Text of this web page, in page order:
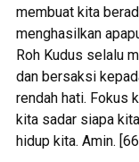
membuat kita
menghasilkan
Roh Kudus selalu
dan bersaksi
rendah hati. Fokus
kita sadar siapa
hidup kita. Amin.